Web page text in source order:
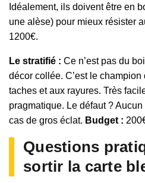
Idéalement, ils doivent être en
une alèse) pour mieux résister
1200€.
Le stratifié : Ce n’est pas du
décor collée. C’est le
taches et aux rayures. Très
pragmatique. Le défaut ?
cas de gros éclat. Budget :
Questions
sortir la carte